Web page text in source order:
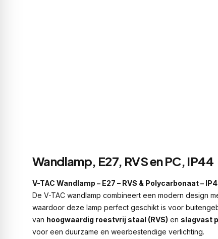
Wandlamp, E27, RVS en PC, IP44
V-TAC Wandlamp – E27 – RVS & Polycarbonaat –
De V-TAC wandlamp combineert een modern design
waardoor deze lamp perfect geschikt is voor
van hoogwaardig roestvrij staal (RVS) en slagvast
voor een duurzame en weerbestendige verlichting.